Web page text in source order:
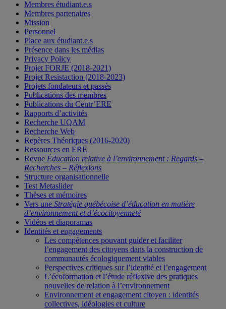
Membres étudiant.e.s
Membres partenaires
Mission
Personnel
Place aux étudiant.e.s
Présence dans les médias
Privacy Policy
Projet FORJE (2018-2021)
Projet Resistaction (2018-2023)
Projets fondateurs et passés
Publications des membres
Publications du Centr’ERE
Rapports d’activités
Recherche UQAM
Recherche Web
Repères Théoriques (2016-2020)
Ressources en ERE
Revue Éducation relative à l’environnement : Regards –
Recherches – Réflexions
Structure organisationnelle
Test Metaslider
Thèses et mémoires
Vers une Stratégie québécoise d’éducation en matière
d’environnement et d’écocitoyenneté
Vidéos et diaporamas
Identités et engagements
Les compétences pouvant guider et faciliter
l’engagement des citoyens dans la construction de
communautés écologiquement viables
Perspectives critiques sur l’identité et l’engagement
L’écoformation et l’étude réflexive des pratiques
nouvelles de relation à l’environnement
Environnement et engagement citoyen : identités
collectives, idéologies et culture